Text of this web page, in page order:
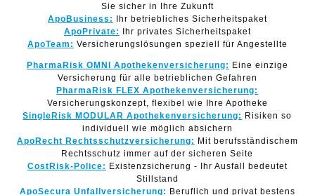
Sie sicher in Ihre Zukunft
ApoBusiness:
Ihr betriebliches Sicherheitspaket
ApoPrivate:
Ihr privates Sicherheitspaket
ApoTeam: Versicherungslösungen speziell für Angestellte
PharmaRisk OMNI Apothekenversicherung: Eine einzige
Versicherung für alle betrieblichen Gefahren
PharmaRisk FLEX Apothekenversicherung:
Versicherungskonzept, flexibel wie Ihre Apotheke
SingleRisk MODULAR Apothekenversicherung: Risiken so
individuell wie möglich absichern
ApoRecht Rechtsschutzversicherung: Mit berufsständischem
Rechtsschutz immer auf der sicheren Seite
CostRisk-Police: Existenzsicherung - Ihr Ausfall bedeutet
Stillstand
ApoSecura Unfallversicherung: Beruflich und privat bestens